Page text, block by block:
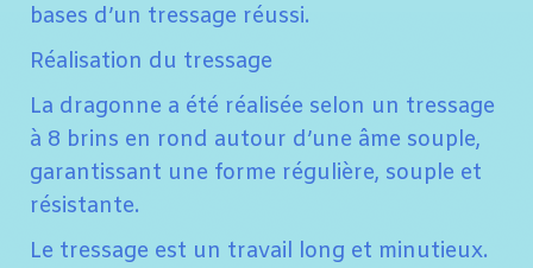
bases d’un tressage réussi.
Réalisation du tressage
La dragonne a été réalisée selon un tressage
à 8 brins en rond autour d’une âme souple,
garantissant une forme régulière, souple et
résistante.
Le tressage est un travail long et minutieux.